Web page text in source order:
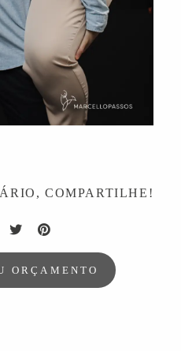
COMPARTILHE!
ORÇAMENTO